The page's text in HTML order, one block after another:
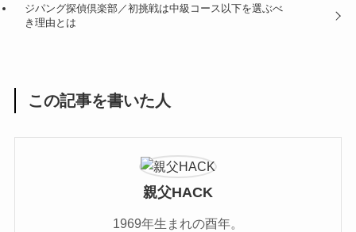
ジパング探偵倶楽部／初挑戦は中級コース以下を選ぶべ
き理由とは
この記事を書いた人
親父HACK
1969年生まれの酉年。